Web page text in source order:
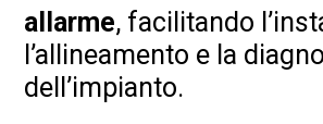
allarme, facilitando
l’allineamento e la
dell’impianto.